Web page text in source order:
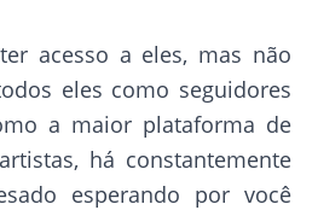
acesso a eles, mas não
eles como seguidores
a maior plataforma de
há constantemente
esperando por você